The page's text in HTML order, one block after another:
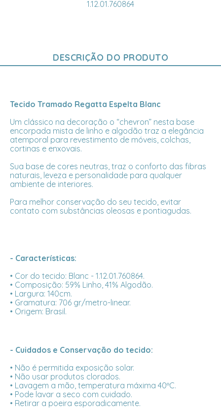
1.12.01.760864
DESCRIÇÃO DO PRODUTO
Tecido Tramado Regatta Espelta Blanc
Um clássico na decoração o “chevron” nesta base
encorpada mista de linho e algodão traz a elegância
atemporal para revestimento de móveis, colchas,
cortinas e enxovais.
Sua base de cores neutras, traz o conforto das fibras
naturais, leveza e personalidade para qualquer
ambiente de interiores.
Para melhor conservação do seu tecido, evitar
contato com substâncias oleosas e pontiagudas.
- Características:
• Cor do tecido: Blanc - 1.12.01.760864.
• Composição: 59% Linho, 41% Algodão.
• Largura: 140cm.
• Gramatura: 706 gr/metro-linear.
• Origem: Brasil.
- Cuidados e Conservação do tecido:
• Não é permitida exposição solar.
• Não usar produtos clorados.
• Lavagem a mão, temperatura máxima 40ºC.
• Pode lavar a seco com cuidado.
• Retirar a poeira esporadicamente.